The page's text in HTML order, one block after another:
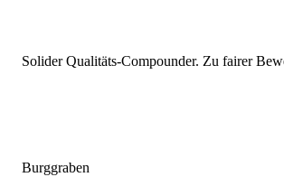
Solider Qualitäts-Compounder. Zu fairer
Burggraben